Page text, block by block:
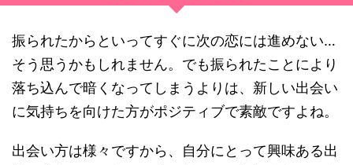
振られたからといってすぐに次の恋には進めない…
そう思うかもしれません。でも振られたことにより
落ち込んで暗くなってしまうよりは、新しい出会い
に気持ちを向けた方がポジティブで素敵ですよね。
出会い方は様々ですから、自分にとって興味ある出